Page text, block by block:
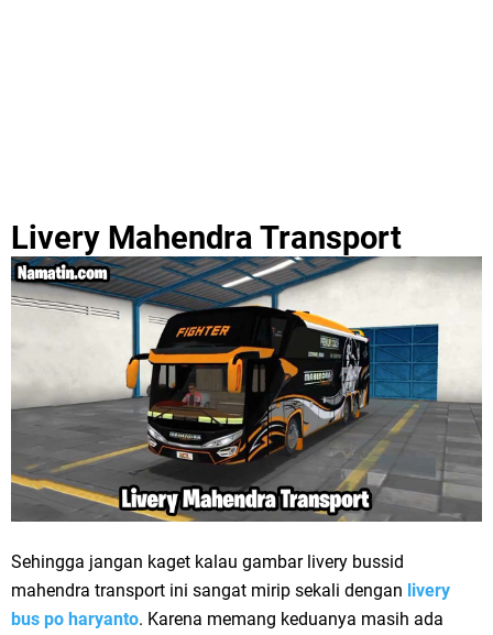
Livery Mahendra Transport
Sehingga jangan kaget kalau gambar livery bussid
mahendra transport ini sangat mirip sekali dengan livery
bus po haryanto. Karena memang keduanya masih ada